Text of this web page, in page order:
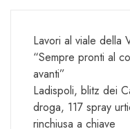
Lavori al viale della
“Sempre pronti al
avanti”
Ladispoli, blitz dei
droga, 117 spray
rinchiusa a chiave